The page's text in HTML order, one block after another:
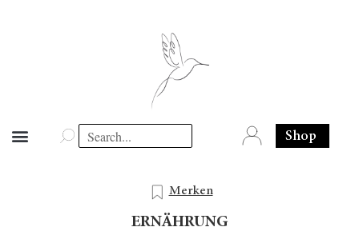
Shop
Merken
ERNÄHRUNG